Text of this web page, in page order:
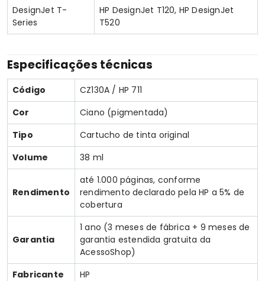
DesignJet T-
Series
HP DesignJet T120, HP DesignJet
T520
Especificações técnicas
Código
CZ130A / HP 711
Cor
Ciano (pigmentada)
Tipo
Cartucho de tinta original
Volume
38 ml
Rendimento
até 1.000 páginas, conforme
rendimento declarado pela HP a 5% de
cobertura
Garantia
1 ano (3 meses de fábrica + 9 meses de
garantia estendida gratuita da
AcessoShop)
Fabricante
HP